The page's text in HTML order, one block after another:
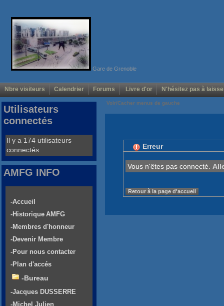
Gare de Grenoble
Nbre visiteurs Calendrier Forums Livre d'or N'hésitez pas à
Voir/Cacher menus de gauche
Erreur
Vous n'êtes pas connecté.
Retour à la page d'accueil
Utilisateurs
connectés
Il y a 174 utilisateurs
connectés
AMFG INFO
-Accueil
-Historique AMFG
-Membres d'honneur
-Devenir Membre
-Pour nous contacter
-Plan d'accés
-Bureau
-Jacques DUSSERRE
-Michel Julien